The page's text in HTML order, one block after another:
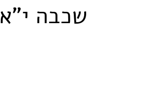
שכבה י"א